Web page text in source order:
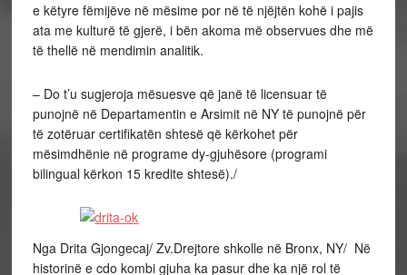
e këtyre fëmijëve në mësime por në të njëjtën kohë i pajis
ata me kulturë të gjerë, i bën akoma më observues dhe më
të thellë në mendimin analitik.
– Do t’u sugjeroja mësuesve që janë të licensuar të
punojnë në Departamentin e Arsimit në NY të punojnë për
të zotëruar certifikatën shtesë që kërkohet për
mësimdhënie në programe dy-gjuhësore (programi
bilingual kërkon 15 kredite shtesë)./
Nga Drita Gjongecaj/ Zv.Drejtore shkolle në Bronx, NY/ Në
historinë e cdo kombi gjuha ka pasur dhe ka një rol të